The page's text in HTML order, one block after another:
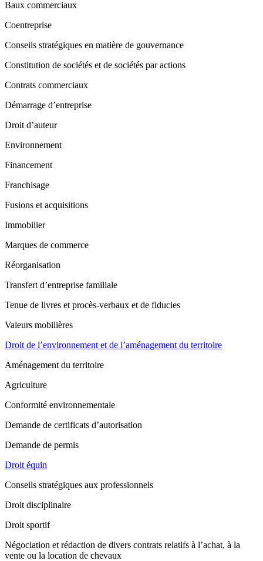
Baux commerciaux
Coentreprise
Conseils stratégiques en matière de gouvernance
Constitution de sociétés et de sociétés par actions
Contrats commerciaux
Démarrage d’entreprise
Droit d’auteur
Environnement
Financement
Franchisage
Fusions et acquisitions
Immobilier
Marques de commerce
Réorganisation
Transfert d’entreprise familiale
Tenue de livres et procès-verbaux et de fiducies
Valeurs mobilières
Droit de l’environnement et de l’aménagement du territoire
Aménagement du territoire
Agriculture
Conformité environnementale
Demande de certificats d’autorisation
Demande de permis
Droit équin
Conseils stratégiques aux professionnels
Droit disciplinaire
Droit sportif
Négociation et rédaction de divers contrats relatifs à l’achat, à la
vente ou la location de chevaux